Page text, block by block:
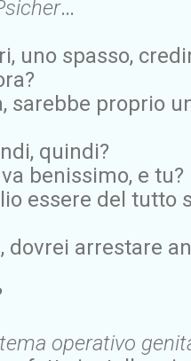
…
uno spasso,
sarebbe proprio
quindi?
benissimo, e tu?
essere del tutto
dovrei arrestare
operativo